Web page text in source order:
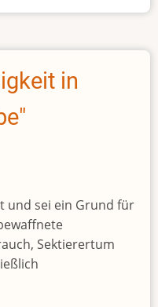
in
und sei ein Grund für
Sektierertum